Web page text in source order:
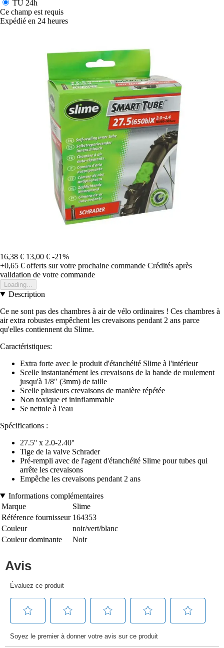
TU 24h
Ce champ est requis
Expédié en 24 heures
16,38 € 13,00 € -21%
+0,65 € offerts sur votre prochaine commande Crédités après
validation de votre commande
Loading...
Description
Ce ne sont pas des chambres à air de vélo ordinaires ! Ces chambres à
air extra robustes empêchent les crevaisons pendant 2 ans parce
qu'elles contiennent du Slime.
Caractéristiques:
Extra forte avec le produit d'étanchéité Slime à l'intérieur
Scelle instantanément les crevaisons de la bande de roulement
jusqu'à 1/8″ (3mm) de taille
Scelle plusieurs crevaisons de manière répétée
Non toxique et ininflammable
Se nettoie à l'eau
Spécifications :
27.5'' x 2.0-2.40''
Tige de la valve Schrader
Pré-rempli avec de l'agent d'étanchéité Slime pour tubes qui
arrête les crevaisons
Empêche les crevaisons pendant 2 ans
Informations complémentaires
Marque
Slime
Référence fournisseur 164353
Couleur
noir/vert/blanc
Couleur dominante
Noir